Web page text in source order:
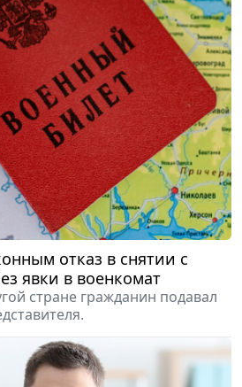
отказ в снятии с
явки в военкомат
стране гражданин подавал